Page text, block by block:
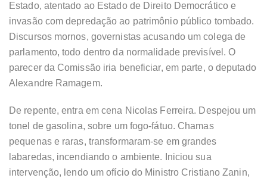
Estado, atentado ao Estado de Direito Democrático e
invasão com depredação ao patrimônio público tombado.
Discursos mornos, governistas acusando um colega de
parlamento, todo dentro da normalidade previsível. O
parecer da Comissão iria beneficiar, em parte, o deputado
Alexandre Ramagem.
De repente, entra em cena Nicolas Ferreira. Despejou um
tonel de gasolina, sobre um fogo-fátuo. Chamas
pequenas e raras, transformaram-se em grandes
labaredas, incendiando o ambiente. Iniciou sua
intervenção, lendo um ofício do Ministro Cristiano Zanin,